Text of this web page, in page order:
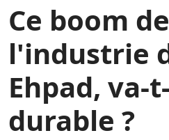
Ce boom de
l'industrie
Ehpad, va-
durable ?